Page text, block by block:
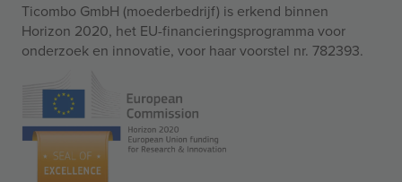
Ticombo GmbH (moederbedrijf) is erkend binnen
Horizon 2020, het EU-financieringsprogramma voor
onderzoek en innovatie, voor haar voorstel nr. 782393.